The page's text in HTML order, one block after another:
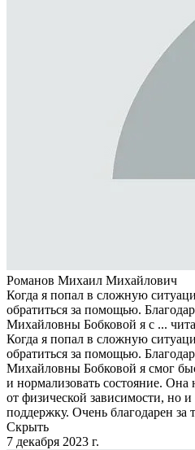
Романов Михаил Михайлович
Когда я попал в сложную
обратиться за помощью.
Михайловны Бобковой я с ...
Когда я попал в сложную
обратиться за помощью.
Михайловны Бобковой я смог
и нормализовать состояние. Она
от физической зависимости, но
поддержку. Очень благодарен за
Скрыть
7 декабря 2023 г.